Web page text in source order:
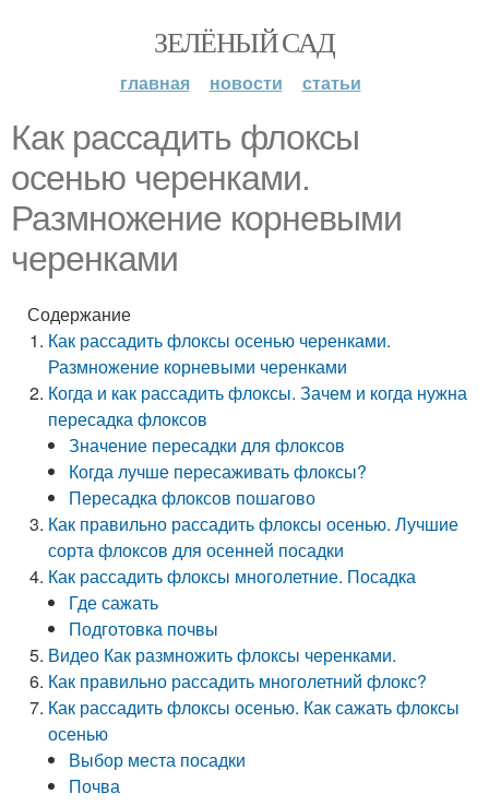
ЗЕЛЁНЫЙ САД
главная новости статьи
Как рассадить флоксы
осенью черенками.
Размножение корневыми
черенками
Содержание
Как рассадить флоксы осенью черенками.
Размножение корневыми черенками
Когда и как рассадить флоксы. Зачем и когда нужна
пересадка флоксов
Значение пересадки для флоксов
Когда лучше пересаживать флоксы?
Пересадка флоксов пошагово
Как правильно рассадить флоксы осенью. Лучшие
сорта флоксов для осенней посадки
Как рассадить флоксы многолетние. Посадка
Где сажать
Подготовка почвы
Видео Как размножить флоксы черенками.
Как правильно рассадить многолетний флокс?
Как рассадить флоксы осенью. Как сажать флоксы
осенью
Выбор места посадки
Почва